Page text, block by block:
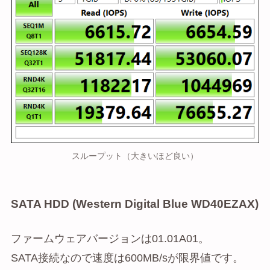
スループット（大きいほど良い）
SATA HDD (Western Digital Blue WD40EZAX)
ファームウェアバージョンは01.01A01。
SATA接続なので速度は600MB/sが限界値です。